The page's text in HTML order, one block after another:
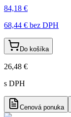
84,18 €
68,44 € bez DPH
Do košíka
26,48 €
s DPH
Cenová ponuka